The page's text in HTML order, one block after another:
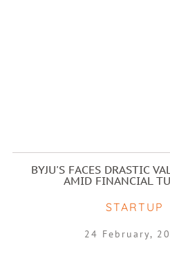
BYJU'S FACES DRASTIC
AMID FINANCIAL
STARTUP
24 February,